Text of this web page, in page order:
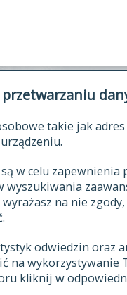
takie jak adres
w celu
na nie
odwiedzin oraz
na wykorzystywanie
kliknij w